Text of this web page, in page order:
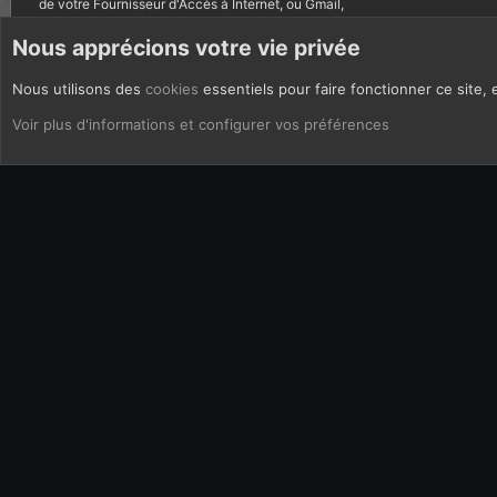
de votre Fournisseur d'Accès à Internet, ou Gmail,
CoOkies Français (FR)
Nous apprécions votre vie privée
Nous utilisons des cookies essentiels pour faire fonctionner ce site,
Voir plus d'informations et configurer vos préférences